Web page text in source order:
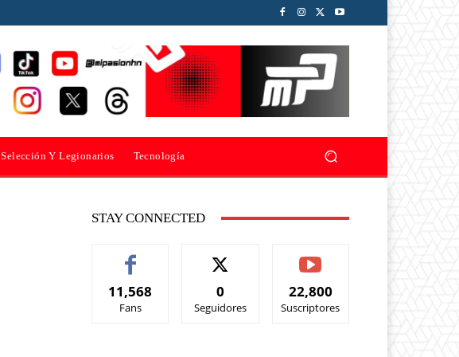
Selección Y Legionarios Tecnología
STAY CONNECTED
11,568
Fans
0
Seguidores
22,800
Suscriptores